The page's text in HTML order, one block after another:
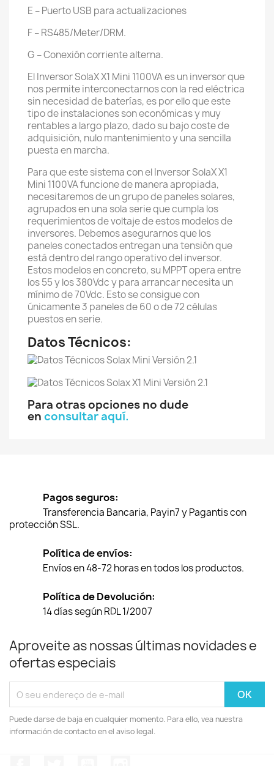
E – Puerto USB para actualizaciones
F – RS485/Meter/DRM.
G – Conexión corriente alterna.
El Inversor SolaX X1 Mini 1100VA es un inversor que
nos permite interconectarnos con la red eléctrica
sin necesidad de baterías, es por ello que este
tipo de instalaciones son económicas y muy
rentables a largo plazo, dado su bajo coste de
adquisición, nulo mantenimiento y una sencilla
puesta en marcha.
Para que este sistema con el Inversor SolaX X1
Mini 1100VA funcione de manera apropiada,
necesitaremos de un grupo de paneles solares,
agrupados en una sola serie que cumpla los
requerimientos de voltaje de estos modelos de
inversores. Debemos asegurarnos que los
paneles conectados entregan una tensión que
está dentro del rango operativo del inversor.
Estos modelos en concreto, su MPPT opera entre
los 55 y los 380Vdc y para arrancar necesita un
mínimo de 70Vdc. Esto se consigue con
únicamente 3 paneles de 60 o de 72 células
puestos en serie.
Datos Técnicos:
Para otras opciones no dude
en consultar aquí.
Pagos seguros:
Transferencia Bancaria, Payin7 y Pagantis con
protección SSL.
Política de envíos:
Envíos en 48-72 horas en todos los productos.
Política de Devolución:
14 días según RDL 1/2007
Aproveite as nossas últimas novidades e
ofertas especiais
Puede darse de baja en cualquier momento. Para ello, vea nuestra
información de contacto en el aviso legal.